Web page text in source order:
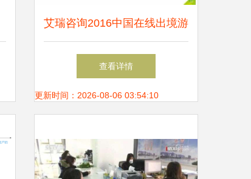
艾瑞咨询2016中国在线出境游
市场研究报告解读与价值分析
查看详情
更新时间：2026-08-06 03:54:10